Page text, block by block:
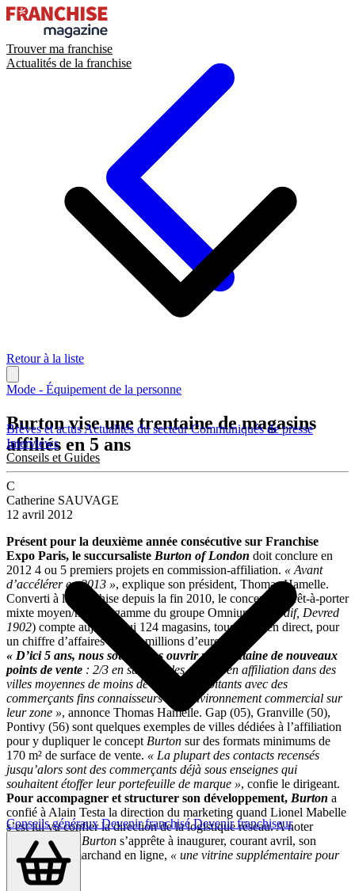
Trouver ma franchise
Actualités de la franchise
Brèves et actusActualités du secteurCommuniqués de presse
Interviews
Conseils et Guides
Conseils générauxDevenir franchiséDevenir franchiseur
Retour à la liste
Mode - Équipement de la personne
Burton vise une trentaine de magasins
affiliés en 5 ans
C
Catherine SAUVAGE
12 avril 2012
Présent pour la deuxième année consécutive sur Franchise
Expo Paris, le succursaliste Burton of London doit conclure en
2012 4 ou 5 premiers projets en commission-affiliation. « Avant
d’accélérer en 2013 », explique son président, Thomas Hamelle.
Converti à la franchise depuis la fin 2010, le concept de prêt-à-porter
mixte moyen/haut de gamme du groupe Omnium (
Eurodif, Devred
1902) compte aujourd’hui 124 magasins, tous gérés en direct, pour
un chiffre d’affaires de 124 millions d’euros.
« D’ici 5 ans, nous souhaitons ouvrir une centaine de nouveaux
points de vente : 2/3 en succursales, l’autre en affiliation dans des
villes moyennes de moins de 100 000 habitants avec des
commerçants fins connaisseurs de l’environnement commercial sur
leur zone », annonce Thomas Hamelle. Gap (05), Granville (50),
Pontivy (56) sont quelques exemples de villes dédiées à l’affiliation
pour y dupliquer le concept Burton sur des formats minimums de
170 m² de surface de vente. « La plupart des contacts recensés
jusqu’alors sont des commerçants déjà sous enseignes qui
souhaitent étoffer leur portefeuille de marque », confie le dirigeant.
Pour accompagner et structurer son développement, Burton a
confié à Alain Testa la direction du marketing quand Lionel Mabelle
s’est lui vu confier la direction de la logistique réseau. A noter
également que Burton s’apprête à inaugurer, courant avril, son
nouveau site marchand en ligne, « une vitrine supplémentaire pour
la griffe ».
Partager sur :